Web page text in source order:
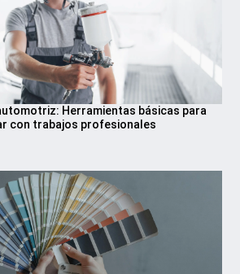
Herramientas básicas para
con trabajos profesionales